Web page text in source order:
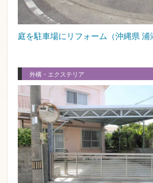
庭を駐車場にリフォーム（沖縄県 浦
外構・エクステリア